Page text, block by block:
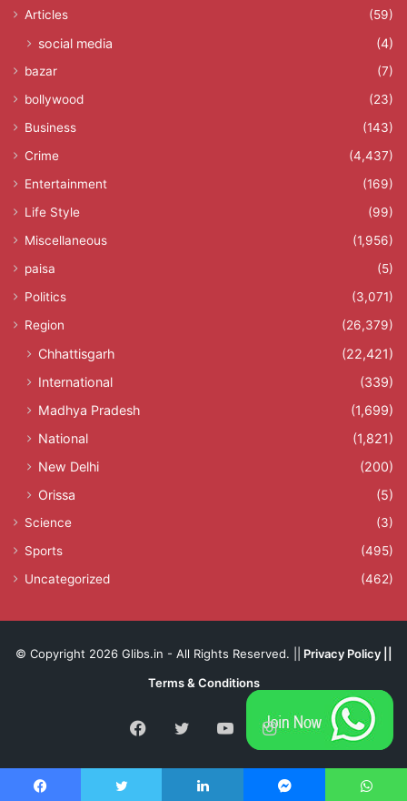
Articles (59)
social media (4)
bazar
(7)
bollywood
(23)
Business
(143)
Crime
(4,437)
Entertainment
(169)
Life Style
(99)
Miscellaneous
(1,956)
paisa
(5)
Politics
(3,071)
Region
(26,379)
Chhattisgarh
(22,421)
International
(339)
Madhya Pradesh
(1,699)
National
(1,821)
New Delhi
(200)
Orissa
(5)
Science
(3)
Sports
(495)
Uncategorized
(462)
© Copyright 2026 Glibs.in - All Rights Reserved. || Privacy Policy||
Terms & Conditions
Facebook
TwitterYouTubeInstagram